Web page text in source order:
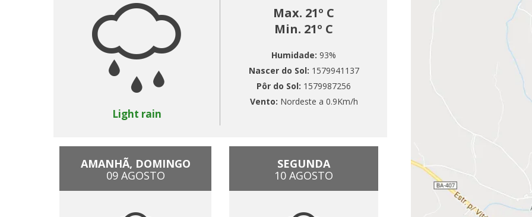
Light rain
Max. 21º C
Min. 21º C
Humidade: 93%
Nascer do Sol: 1579941137
Pôr do Sol: 1579987256
Vento: Nordeste a 0.9Km/h
AMANHÃ, DOMINGO
09 AGOSTO
SEGUNDA
10 AGOSTO